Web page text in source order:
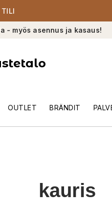
TILI
- myös asennus ja kasaus!
OUTLET BRÄNDIT
kauris